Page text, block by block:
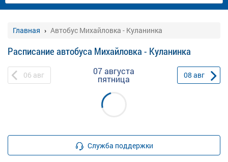
Главная Автобус Михайловка - Куланинка
Расписание автобуса Михайловка - Куланинка
06 авг 07 августа
пятница 08 авг
Служба поддержки